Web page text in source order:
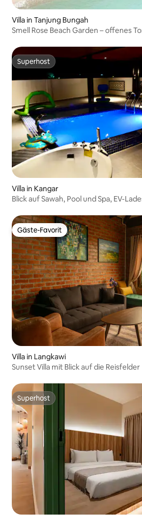
Villa in Tanjung Bungah
Smell Rose Beach Garden – offenes
Superhost
Superhost
Villa in Kangar
Blick auf Sawah, Pool und Spa, EV-
Gäste-Favorit
Gäste-Favorit
Villa in Langkawi
Sunset Villa mit Blick auf die Reisfelder
Superhost
Superhost